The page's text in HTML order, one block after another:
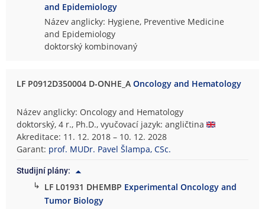
and Epidemiology
Název anglicky: Hygiene, Preventive Medicine
and Epidemiology
doktorský kombinovaný
LF P0912D350004 D-ONHE_AOncology and Hematology
Název anglicky: Oncology and Hematology
doktorský, 4 r., Ph.D., vyučovací jazyk: angličtina
Akreditace: 11. 12. 2018 – 10. 12. 2028
Garant: prof. MUDr. Pavel Šlampa, CSc.
Studijní plány:
↳ LF L01931 DHEMBP Experimental Oncology and
Tumor Biology